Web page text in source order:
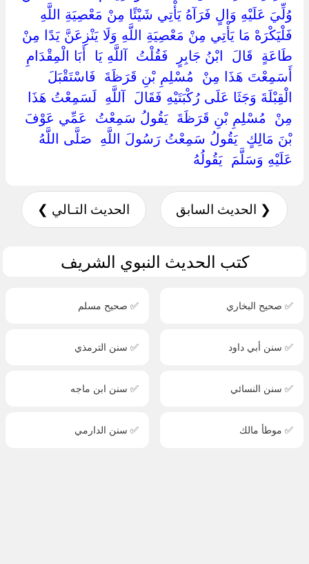
وُلِّيَ عَلَيْهِ وَالٍ فَرَآهُ يَأْتِي شَيْئًا مِنْ مَعْصِيَةِ اللَّهِ
فَلْيَكْرَهْ مَا يَأْتِي مِنْ مَعْصِيَةِ اللَّهِ وَلَا يَنْزِعَنَّ يَدًا مِنْ
طَاعَةٍ ‏ ‏قَالَ ‏ ‏ابْنُ جَابِرٍ ‏ ‏فَقُلْتُ ‏ ‏آللَّهِ يَا ‏ ‏أَبَا الْمِقْدَامِ ‏
‏أَسَمِعْتَ هَذَا مِنْ ‏ ‏مُسْلِمِ بْنِ قَرَظَةَ ‏ ‏فَاسْتَقْبَلَ
الْقِبْلَةَ وَجَثَا عَلَى رُكْبَتَيْهِ فَقَالَ ‏ ‏آللَّهِ ‏ ‏لَسَمِعْتُ هَذَا ‏
‏مِنْ ‏ ‏مُسْلِمِ بْنِ قَرَظَةَ ‏ ‏يَقُولُ سَمِعْتُ ‏ ‏عَمِّي عَوْفَ
بْنَ مَالِكٍ ‏ ‏يَقُولُ سَمِعْتُ رَسُولَ اللَّهِ ‏ ‏صَلَّى اللَّهُ
عَلَيْهِ وَسَلَّمَ ‏ ‏يَقُولُهُ ‏
❮ الحديث السابق الحديث التـالي ❯
كتب الحديث النبوي الشريف
✅ صحيح البخاري ✅ صحيح مسلم
✅ سنن أبي داود ✅ سنن الترمذي
✅ سنن النسائي ✅ سنن ابن ماجه
✅ موطأ مالك ✅ سنن الدارمي